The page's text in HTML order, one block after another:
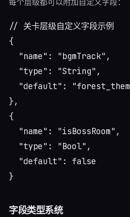
每个层级都可以附加自定义字段：
// 关卡层级自定义字段示例
{
  "name": "bgmTrack",
  "type": "String",
"default":
},
{
  "name": "isBossRoom",
  "type": "Bool",
  "default": false
字段类型系统